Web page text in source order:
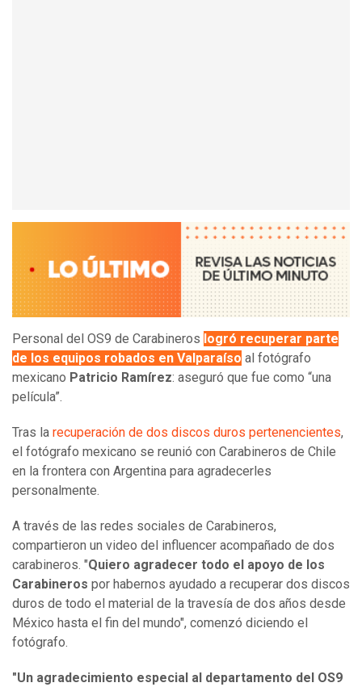
Personal del OS9 de Carabineros logró recuperar parte
de los equipos robados en Valparaíso al fotógrafo
mexicano Patricio Ramírez: aseguró que fue como “una
película”.
Tras la recuperación de dos discos duros pertenencientes,
el fotógrafo mexicano se reunió con Carabineros de Chile
en la frontera con Argentina para agradecerles
personalmente.
A través de las redes sociales de Carabineros,
compartieron un video del influencer acompañado de dos
carabineros. "Quiero agradecer todo el apoyo de los
Carabineros por habernos ayudado a recuperar dos discos
duros de todo el material de la travesía de dos años desde
México hasta el fin del mundo", comenzó diciendo el
fotógrafo.
"Un agradecimiento especial al departamento del OS9